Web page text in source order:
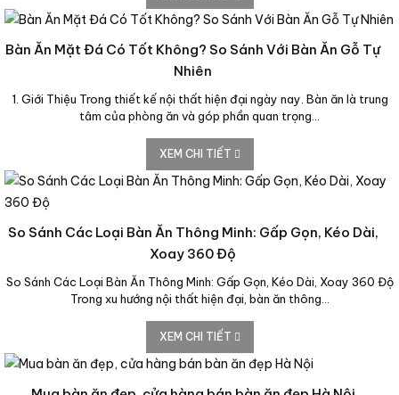
Bàn Ăn Mặt Đá Có Tốt Không? So Sánh Với Bàn Ăn Gỗ Tự
Nhiên
1. Giới Thiệu Trong thiết kế nội thất hiện đại ngày nay. Bàn ăn là trung
tâm của phòng ăn và góp phần quan trọng…
XEM CHI TIẾT
So Sánh Các Loại Bàn Ăn Thông Minh: Gấp Gọn, Kéo Dài,
Xoay 360 Độ
So Sánh Các Loại Bàn Ăn Thông Minh: Gấp Gọn, Kéo Dài, Xoay 360 Độ
Trong xu hướng nội thất hiện đại, bàn ăn thông…
XEM CHI TIẾT